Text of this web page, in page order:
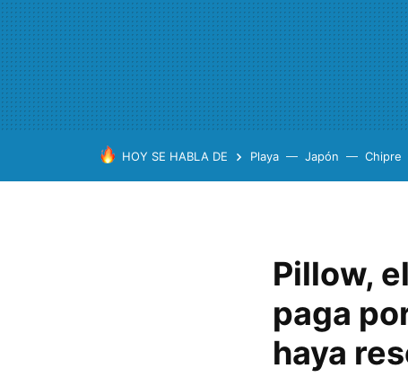
HOY SE HABLA DE Playa Japón Chipre
Pillow,
paga
haya